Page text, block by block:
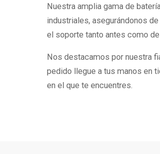
Nuestra amplia gama de
industriales, asegurándonos
el soporte tanto antes como
Nos destacamos por nuestra
pedido llegue a tus manos en
en el que te encuentres.